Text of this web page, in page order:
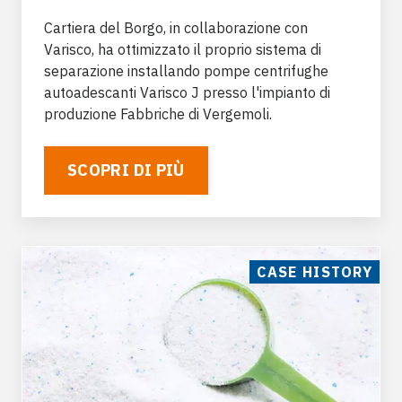
Taglio water jet (taglio ad acqua):
ricircolo e svuotamento serbatoi fanghi.
Marmo e ceramica
Fanghi abrasivi e slurry minerali; smalti,
impasti; resine, additivi e pigmenti.
Cartiera del Borgo, in collaborazione con
Varisco, ha ottimizzato il proprio sistema di
separazione installando pompe centrifughe
autoadescanti Varisco J presso l'impianto di
produzione Fabbriche di Vergemoli.
SCOPRI DI PIÙ
CASE HISTORY